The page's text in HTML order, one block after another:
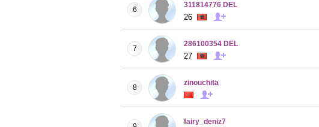
6
311814776 DEL
26
7
286100354 DEL
27
8
zinouchita
fairy_deniz7